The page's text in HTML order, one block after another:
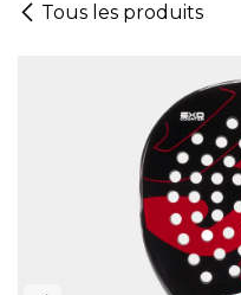
Tous les produits